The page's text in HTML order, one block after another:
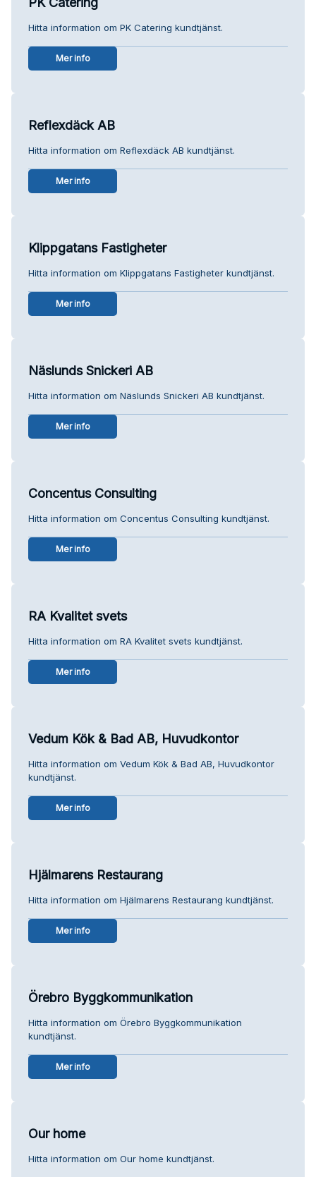
Hitta information om PK Catering kundtjänst.
Mer info
Reflexdäck AB
Hitta information om Reflexdäck AB kundtjänst.
Mer info
Klippgatans Fastigheter
Hitta information om Klippgatans Fastigheter kundtjänst.
Mer info
Näslunds Snickeri AB
Hitta information om Näslunds Snickeri AB kundtjänst.
Mer info
Concentus Consulting
Hitta information om Concentus Consulting kundtjänst.
Mer info
RA Kvalitet svets
Hitta information om RA Kvalitet svets kundtjänst.
Mer info
Vedum Kök & Bad AB, Huvudkontor
Hitta information om Vedum Kök & Bad AB, Huvudkontor
kundtjänst.
Mer info
Hjälmarens Restaurang
Hitta information om Hjälmarens Restaurang kundtjänst.
Mer info
Örebro Byggkommunikation
Hitta information om Örebro Byggkommunikation
kundtjänst.
Mer info
Our home
Hitta information om Our home kundtjänst.